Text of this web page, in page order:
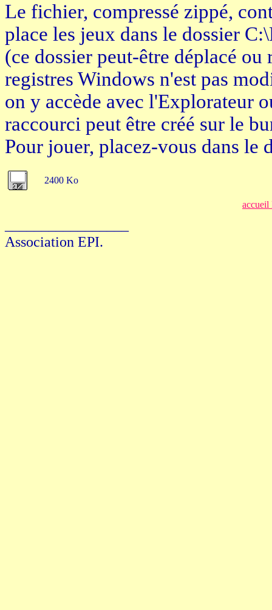
Le fichier, compressé zippé,
place les jeux dans le dossier
(ce dossier peut-être déplacé ou
registres Windows n'est pas
on y accède avec l'Explorateur
raccourci peut être créé sur le
Pour jouer, placez-vous dans le
2400 Ko
accueil
Association EPI.